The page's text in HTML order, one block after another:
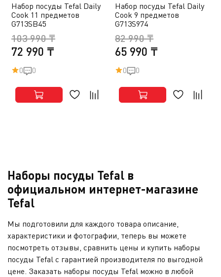
Набор посуды Tefal Daily
Cook 11 предметов
G713SB45
72 990 ₸
103 990 ₸
0 0
Набор посуды Tefal Daily
Cook 9 предметов
G713S974
65 990 ₸
82 990 ₸
0 0
Наборы посуды Tefal в
официальном интернет-магазине
Tefal
Мы подготовили для каждого товара описание,
характеристики и фотографии, теперь вы можете
посмотреть отзывы, сравнить цены и купить наборы
посуды Tefal с гарантией производителя по выгодной
цене. Заказать наборы посуды Tefal можно в любой